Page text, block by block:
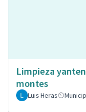
Limpieza
montes
Luis Heras